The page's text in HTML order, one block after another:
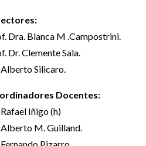
Dra. Blanca M .Campostrini.
Dr. Clemente Sala.
Silicaro.
Docentes:
Iñigo (h)
Alberto M. Guilland.
Pizarro.